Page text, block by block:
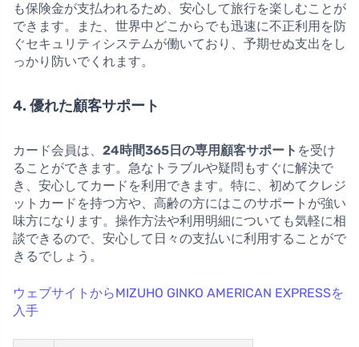
も保険金が支払われるため、安心して旅行を楽しむことが
できます。また、世界中どこからでも迅速に不正利用を防
ぐセキュリティシステムが働いており、予期せぬ支出をし
っかり防いでくれます。
4. 優れた顧客サポート
カード会員は、 24時間365日の専用顧客サポート を受け
ることができます。急なトラブルや疑問もすぐに解決で
き、安心してカードを利用できます。特に、初めてクレジ
ットカードを持つ方や、高齢の方にはこのサポートが強い
味方になります。操作方法や利用明細についても気軽に相
談できるので、安心して日々の支払いに利用することがで
きるでしょう。
ウェブサイトからMIZUHO GINKO AMERICAN EXPRESSを
入手